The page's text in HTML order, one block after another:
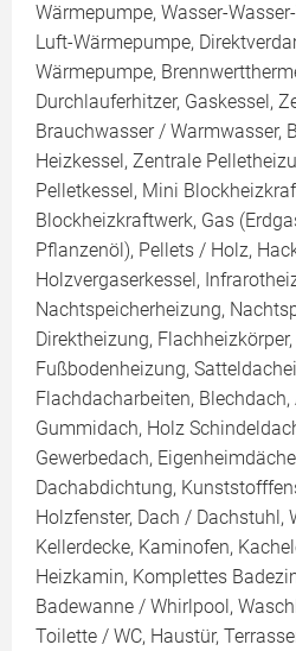
Wärmepumpe, Wasser-
Luft-Wärmepumpe,
Wärmepumpe,
Durchlauferhitzer, Gaskessel,
Brauchwasser / Warmwasser,
Heizkessel, Zentrale
Pelletkessel, Mini
Blockheizkraftwerk, Gas
Pflanzenöl), Pellets / Holz,
Holzvergaserkessel,
Nachtspeicherheizung,
Direktheizung,
Fußbodenheizung,
Flachdacharbeiten,
Gummidach, Holz
Gewerbedach,
Dachabdichtung,
Holzfenster, Dach / Dachstuhl,
Kellerdecke, Kaminofen,
Heizkamin, Komplettes
Badewanne / Whirlpool,
Toilette / WC, Haustür,